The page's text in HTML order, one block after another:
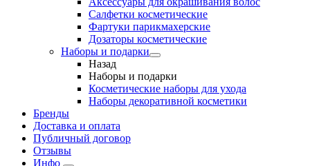
Салфетки косметические
Фартуки парикмахерские
Дозаторы косметические
Наборы и подарки
Назад
Наборы и подарки
Косметические наборы для ухода
Наборы декоративной косметики
Бренды
Доставка и оплата
Публичный договор
Отзывы
Инфо